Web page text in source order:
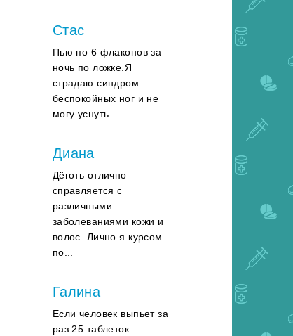
Стас
Пью по 6 флаконов за
ночь по ложке.Я
страдаю синдром
беспокойных ног и не
могу уснуть...
Диана
Дёготь отлично
справляется с
различными
заболеваниями кожи и
волос. Лично я курсом
по...
Галина
Если человек выпьет за
раз 25 таблеток